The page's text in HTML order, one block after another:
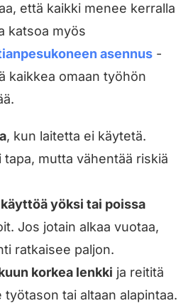
että kaikki menee kerralla
katsoa myös
asennus-
kaikkea omaan työhön
, kun laitetta ei käytetä.
tapa, mutta vähentää riskiä
yöksi tai poissa
Jos jotain alkaa vuotaa,
ratkaisee paljon.
korkea lenkki ja reititä
työtason tai altaan alapintaa.